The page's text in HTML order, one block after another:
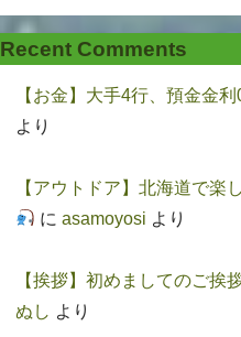
Recent Comments
【お金】大手4行、預金金利
より
【アウトドア】北海道で楽
に asamoyosi より
【挨拶】初めましてのご挨
ぬし より